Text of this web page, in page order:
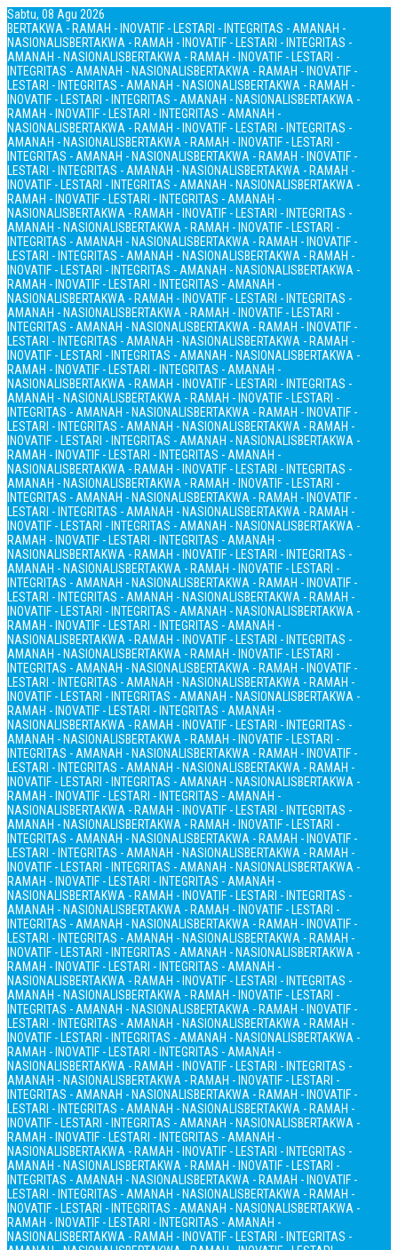
Sabtu, 08 Agu 2026
BERTAKWA - RAMAH - INOVATIF - LESTARI - INTEGRITAS - AMANAH -
NASIONALISBERTAKWA - RAMAH - INOVATIF - LESTARI - INTEGRITAS -
AMANAH - NASIONALISBERTAKWA - RAMAH - INOVATIF - LESTARI -
INTEGRITAS - AMANAH - NASIONALISBERTAKWA - RAMAH - INOVATIF -
LESTARI - INTEGRITAS - AMANAH - NASIONALISBERTAKWA - RAMAH -
INOVATIF - LESTARI - INTEGRITAS - AMANAH - NASIONALISBERTAKWA -
RAMAH - INOVATIF - LESTARI - INTEGRITAS - AMANAH -
NASIONALISBERTAKWA - RAMAH - INOVATIF - LESTARI - INTEGRITAS -
AMANAH - NASIONALISBERTAKWA - RAMAH - INOVATIF - LESTARI -
INTEGRITAS - AMANAH - NASIONALISBERTAKWA - RAMAH - INOVATIF -
LESTARI - INTEGRITAS - AMANAH - NASIONALISBERTAKWA - RAMAH -
INOVATIF - LESTARI - INTEGRITAS - AMANAH - NASIONALISBERTAKWA -
RAMAH - INOVATIF - LESTARI - INTEGRITAS - AMANAH -
NASIONALISBERTAKWA - RAMAH - INOVATIF - LESTARI - INTEGRITAS -
AMANAH - NASIONALISBERTAKWA - RAMAH - INOVATIF - LESTARI -
INTEGRITAS - AMANAH - NASIONALISBERTAKWA - RAMAH - INOVATIF -
LESTARI - INTEGRITAS - AMANAH - NASIONALISBERTAKWA - RAMAH -
INOVATIF - LESTARI - INTEGRITAS - AMANAH - NASIONALISBERTAKWA -
RAMAH - INOVATIF - LESTARI - INTEGRITAS - AMANAH -
NASIONALISBERTAKWA - RAMAH - INOVATIF - LESTARI - INTEGRITAS -
AMANAH - NASIONALISBERTAKWA - RAMAH - INOVATIF - LESTARI -
INTEGRITAS - AMANAH - NASIONALISBERTAKWA - RAMAH - INOVATIF -
LESTARI - INTEGRITAS - AMANAH - NASIONALISBERTAKWA - RAMAH -
INOVATIF - LESTARI - INTEGRITAS - AMANAH - NASIONALISBERTAKWA -
RAMAH - INOVATIF - LESTARI - INTEGRITAS - AMANAH -
NASIONALISBERTAKWA - RAMAH - INOVATIF - LESTARI - INTEGRITAS -
AMANAH - NASIONALISBERTAKWA - RAMAH - INOVATIF - LESTARI -
INTEGRITAS - AMANAH - NASIONALISBERTAKWA - RAMAH - INOVATIF -
LESTARI - INTEGRITAS - AMANAH - NASIONALISBERTAKWA - RAMAH -
INOVATIF - LESTARI - INTEGRITAS - AMANAH - NASIONALISBERTAKWA -
RAMAH - INOVATIF - LESTARI - INTEGRITAS - AMANAH -
NASIONALISBERTAKWA - RAMAH - INOVATIF - LESTARI - INTEGRITAS -
AMANAH - NASIONALISBERTAKWA - RAMAH - INOVATIF - LESTARI -
INTEGRITAS - AMANAH - NASIONALISBERTAKWA - RAMAH - INOVATIF -
LESTARI - INTEGRITAS - AMANAH - NASIONALISBERTAKWA - RAMAH -
INOVATIF - LESTARI - INTEGRITAS - AMANAH - NASIONALISBERTAKWA -
RAMAH - INOVATIF - LESTARI - INTEGRITAS - AMANAH -
NASIONALISBERTAKWA - RAMAH - INOVATIF - LESTARI - INTEGRITAS -
AMANAH - NASIONALISBERTAKWA - RAMAH - INOVATIF - LESTARI -
INTEGRITAS - AMANAH - NASIONALISBERTAKWA - RAMAH - INOVATIF -
LESTARI - INTEGRITAS - AMANAH - NASIONALISBERTAKWA - RAMAH -
INOVATIF - LESTARI - INTEGRITAS - AMANAH - NASIONALISBERTAKWA -
RAMAH - INOVATIF - LESTARI - INTEGRITAS - AMANAH -
NASIONALISBERTAKWA - RAMAH - INOVATIF - LESTARI - INTEGRITAS -
AMANAH - NASIONALISBERTAKWA - RAMAH - INOVATIF - LESTARI -
INTEGRITAS - AMANAH - NASIONALISBERTAKWA - RAMAH - INOVATIF -
LESTARI - INTEGRITAS - AMANAH - NASIONALISBERTAKWA - RAMAH -
INOVATIF - LESTARI - INTEGRITAS - AMANAH - NASIONALISBERTAKWA -
RAMAH - INOVATIF - LESTARI - INTEGRITAS - AMANAH -
NASIONALISBERTAKWA - RAMAH - INOVATIF - LESTARI - INTEGRITAS -
AMANAH - NASIONALISBERTAKWA - RAMAH - INOVATIF - LESTARI -
INTEGRITAS - AMANAH - NASIONALISBERTAKWA - RAMAH - INOVATIF -
LESTARI - INTEGRITAS - AMANAH - NASIONALISBERTAKWA - RAMAH -
INOVATIF - LESTARI - INTEGRITAS - AMANAH - NASIONALISBERTAKWA -
RAMAH - INOVATIF - LESTARI - INTEGRITAS - AMANAH -
NASIONALISBERTAKWA - RAMAH - INOVATIF - LESTARI - INTEGRITAS -
AMANAH - NASIONALISBERTAKWA - RAMAH - INOVATIF - LESTARI -
INTEGRITAS - AMANAH - NASIONALISBERTAKWA - RAMAH - INOVATIF -
LESTARI - INTEGRITAS - AMANAH - NASIONALISBERTAKWA - RAMAH -
INOVATIF - LESTARI - INTEGRITAS - AMANAH - NASIONALISBERTAKWA -
RAMAH - INOVATIF - LESTARI - INTEGRITAS - AMANAH -
NASIONALISBERTAKWA - RAMAH - INOVATIF - LESTARI - INTEGRITAS -
AMANAH - NASIONALISBERTAKWA - RAMAH - INOVATIF - LESTARI -
INTEGRITAS - AMANAH - NASIONALISBERTAKWA - RAMAH - INOVATIF -
LESTARI - INTEGRITAS - AMANAH - NASIONALISBERTAKWA - RAMAH -
INOVATIF - LESTARI - INTEGRITAS - AMANAH - NASIONALISBERTAKWA -
RAMAH - INOVATIF - LESTARI - INTEGRITAS - AMANAH -
NASIONALISBERTAKWA - RAMAH - INOVATIF - LESTARI - INTEGRITAS -
AMANAH - NASIONALISBERTAKWA - RAMAH - INOVATIF - LESTARI -
INTEGRITAS - AMANAH - NASIONALISBERTAKWA - RAMAH - INOVATIF -
LESTARI - INTEGRITAS - AMANAH - NASIONALISBERTAKWA - RAMAH -
INOVATIF - LESTARI - INTEGRITAS - AMANAH - NASIONALISBERTAKWA -
RAMAH - INOVATIF - LESTARI - INTEGRITAS - AMANAH -
NASIONALISBERTAKWA - RAMAH - INOVATIF - LESTARI - INTEGRITAS -
AMANAH - NASIONALISBERTAKWA - RAMAH - INOVATIF - LESTARI -
INTEGRITAS - AMANAH - NASIONALISBERTAKWA - RAMAH - INOVATIF -
LESTARI - INTEGRITAS - AMANAH - NASIONALISBERTAKWA - RAMAH -
INOVATIF - LESTARI - INTEGRITAS - AMANAH - NASIONALISBERTAKWA -
RAMAH - INOVATIF - LESTARI - INTEGRITAS - AMANAH -
NASIONALISBERTAKWA - RAMAH - INOVATIF - LESTARI - INTEGRITAS -
AMANAH - NASIONALISBERTAKWA - RAMAH - INOVATIF - LESTARI -
INTEGRITAS - AMANAH - NASIONALISBERTAKWA - RAMAH - INOVATIF -
LESTARI - INTEGRITAS - AMANAH - NASIONALISBERTAKWA - RAMAH -
INOVATIF - LESTARI - INTEGRITAS - AMANAH - NASIONALISBERTAKWA -
RAMAH - INOVATIF - LESTARI - INTEGRITAS - AMANAH -
NASIONALISBERTAKWA - RAMAH - INOVATIF - LESTARI - INTEGRITAS -